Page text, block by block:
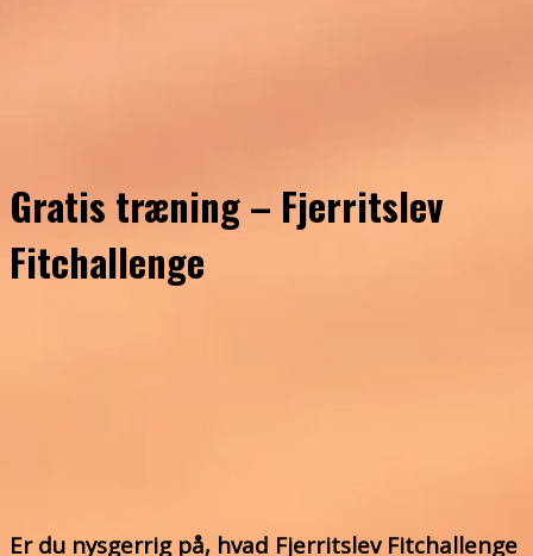
Gratis træning – Fjerritslev
Fitchallenge
Er du nysgerrig på, hvad Fjerritslev Fitchallenge